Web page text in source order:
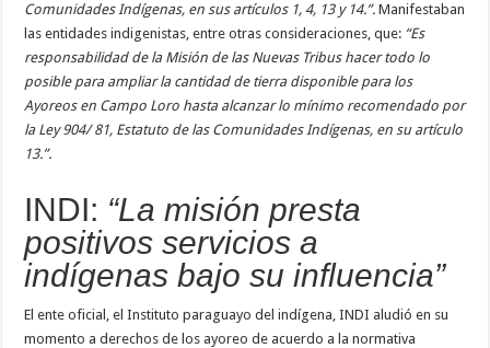
Comunidades Indígenas, en sus artículos 1, 4, 13 y 14.”.Manifestaban
las entidades indigenistas, entre otras consideraciones, que: “Es
responsabilidad de la Misión de las Nuevas Tribus hacer todo lo
posible para ampliar la cantidad de tierra disponible para los
Ayoreos en Campo Loro hasta alcanzar lo mínimo recomendado por
la Ley 904/ 81, Estatuto de las Comunidades Indígenas, en su artículo
13.”.
INDI: “La misión presta
positivos servicios a
indígenas bajo su influencia”
El ente oficial, el Instituto paraguayo del indígena, INDI aludió en su
momento a derechos de los ayoreo de acuerdo a la normativa